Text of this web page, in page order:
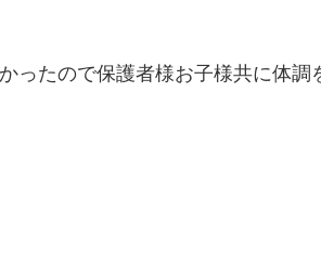
ったので保護者様お子様共に体調